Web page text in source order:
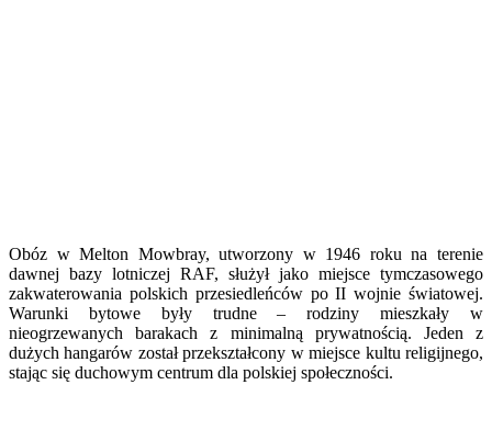
Obóz w Melton Mowbray, utworzony w 1946 roku na terenie
dawnej bazy lotniczej RAF, służył jako miejsce tymczasowego
zakwaterowania polskich przesiedleńców po II wojnie światowej.
Warunki bytowe były trudne – rodziny mieszkały w
nieogrzewanych barakach z minimalną prywatnością. Jeden z
dużych hangarów został przekształcony w miejsce kultu religijnego,
stając się duchowym centrum dla polskiej społeczności.